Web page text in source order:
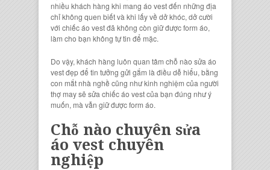
nhiều khách hàng khi mang áo vest đến những địa
chỉ không quen biết và khi lấy về dở khóc, dở cười
với chiếc áo vest đã không còn giữ được form áo,
làm cho bạn không tự tin để mặc.
Do vậy, khách hàng luôn quan tâm chỗ nào sửa áo
vest đẹp để tin tưởng gửi gắm là điều dễ hiểu, bằng
con mắt nhà nghề cũng như kinh nghiệm của người
thợ may sẽ sửa chiếc áo vest của bạn đúng như ý
muốn, mà vẫn giữ được form áo.
Chỗ nào chuyên sửa
áo vest chuyên
nghiệp